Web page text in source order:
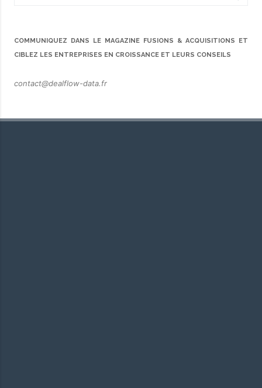
COMMUNIQUEZ DANS LE MAGAZINE FUSIONS & ACQUISITIONS ET
CIBLEZ LES ENTREPRISES EN CROISSANCE ET LEURS CONSEILS
contact@dealflow-data.fr